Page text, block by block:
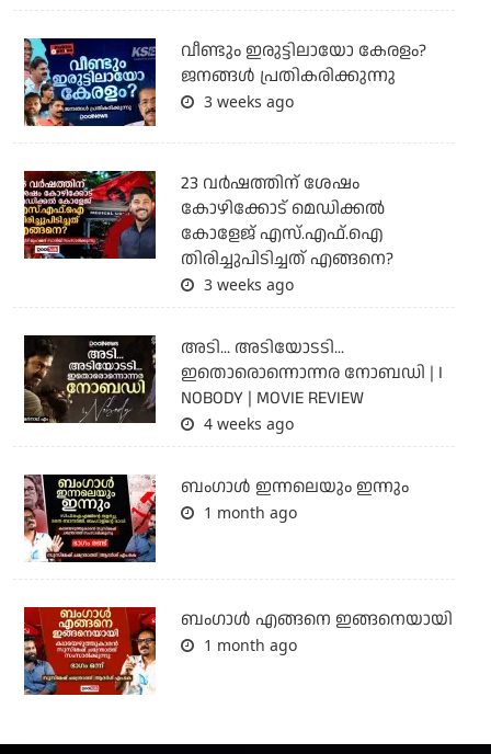
വീണ്ടും ഇരുട്ടിലായോ കേരളം?
ജനങ്ങൾ പ്രതികരിക്കുന്നു
3 weeks ago
23 വർഷത്തിന് ശേഷം
കോഴിക്കോട് മെഡിക്കൽ
കോളേജ് എസ്.എഫ്.ഐ
തിരിച്ചുപിടിച്ചത് എങ്ങനെ?
3 weeks ago
അടി... അടിയോടടി...
ഇതൊരൊന്നൊന്നര നോബഡി | I
NOBODY | MOVIE REVIEW
4 weeks ago
ബംഗാള്‍ ഇന്നലെയും ഇന്നും
1 month ago
ബം​ഗാൾ എങ്ങനെ ഇങ്ങനെയായി
1 month ago